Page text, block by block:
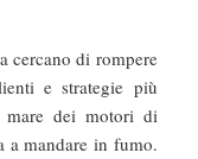
cercano di rompere
e strategie più
mare dei motori di
a mandare in fumo.